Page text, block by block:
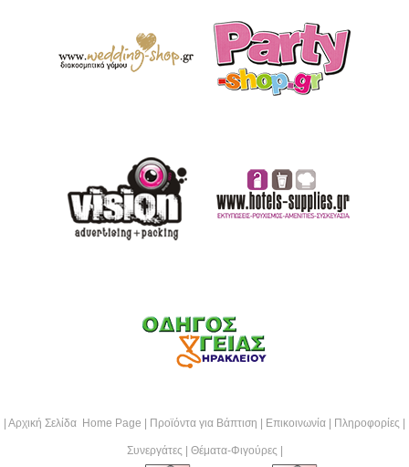
Αρχική Σελίδα Home Page Προϊόντα για Βάπτιση Επικοινωνία Πληροφορίες
Συνεργάτες Θέματα-Φιγούρες